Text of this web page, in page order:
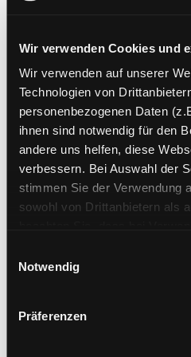
Wir verwenden Cookies und
Wir verwenden auf unserer
Technologien von
personenbezogenen Daten
ihnen sind notwendig für den
andere uns helfen, diese
verbessern. Bei Auswahl der
stimmen Sie der Verwendung
sowohl von Drittanbietern als
unsicheren Drittländern
adäquates
Zusammenhang können
vollständig ausgeschlossen
Notwendig
Präferenzen
Mehr Informationen
Exemplare
Zweigstelle:Mediathek
Signatur:TV.DD MAE
Vorbestellungen:
Frist: